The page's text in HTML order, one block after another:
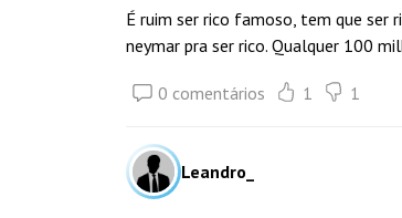
É ruim ser rico famoso, tem que ser
neymar pra ser rico. Qualquer 100
0 comentários 1 1
Leandro_